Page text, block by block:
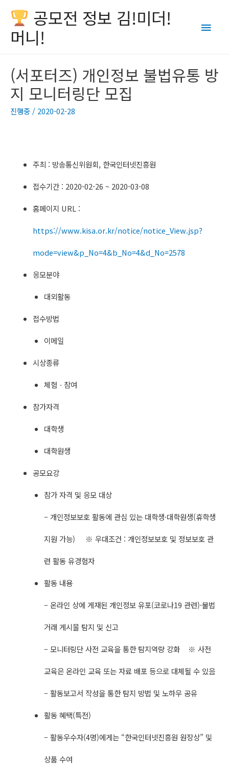
공모전 정보 김!미더!
머니!
Main
(서포터즈) 개인정보 불법유통 방
지 모니터링단 모집
진행중 / 2020-02-28
주최 : 방송통신위원회, 한국인터넷진흥원
접수기간 : 2020-02-26 ~ 2020-03-08
홈페이지 URL :
https://www.kisa.or.kr/notice/notice_View.jsp?
mode=view&p_No=4&b_No=4&d_No=2578
응모분야
대외활동
접수방법
이메일
시상종류
체험ㆍ참여
참가자격
대학생
대학원생
공모요강
참가 자격 및 응모 대상
– 개인정보보호 활동에 관심 있는 대학생·대학원생(휴학생
지원 가능) ※ 우대조건 : 개인정보보호 및 정보보호 관
련 활동 유경험자
활동 내용
– 온라인 상에 게재된 개인정보 유포(코로나19 관련)·불법
거래 게시물 탐지 및 신고
– 모니터링단 사전 교육을 통한 탐지역량 강화 ※ 사전
교육은 온라인 교육 또는 자료 배포 등으로 대체될 수 있음
– 활동보고서 작성을 통한 탐지 방법 및 노하우 공유
활동 혜택(특전)
– 활동우수자(4명)에게는 “한국인터넷진흥원 원장상” 및
상품 수여